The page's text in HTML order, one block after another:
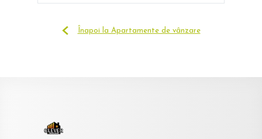
Înapoi la Apartamente de vânzare